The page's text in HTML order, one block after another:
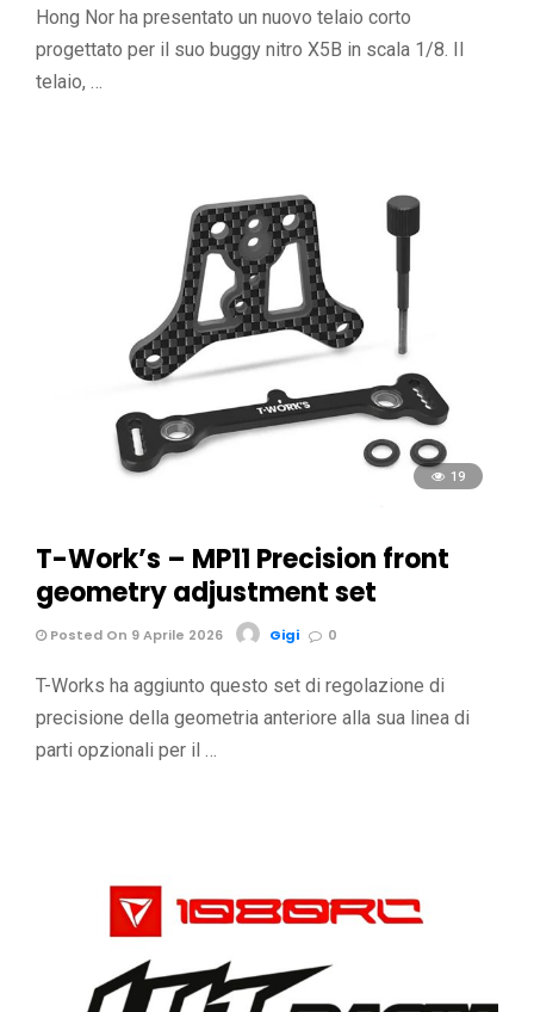
Hong Nor ha presentato un nuovo telaio corto
progettato per il suo buggy nitro X5B in scala 1/8. Il
telaio, …
19
T-Work’s – MP11 Precision front
geometry adjustment set
Posted On 9 Aprile 2026 Gigi 0
T-Works ha aggiunto questo set di regolazione di
precisione della geometria anteriore alla sua linea di
parti opzionali per il …